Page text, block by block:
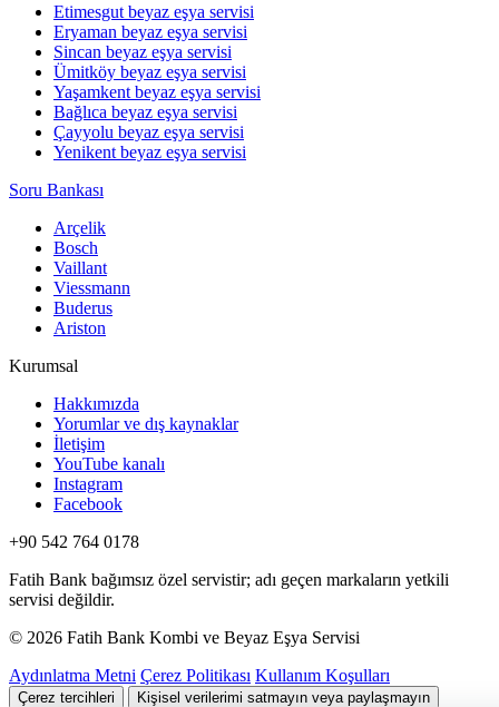
Etimesgut beyaz eşya servisi
Eryaman beyaz eşya servisi
Sincan beyaz eşya servisi
Ümitköy beyaz eşya servisi
Yaşamkent beyaz eşya servisi
Bağlıca beyaz eşya servisi
Çayyolu beyaz eşya servisi
Yenikent beyaz eşya servisi
Soru Bankası
Arçelik
Bosch
Vaillant
Viessmann
Buderus
Ariston
Kurumsal
Hakkımızda
Yorumlar ve dış kaynaklar
İletişim
YouTube kanalı
Instagram
Facebook
+90 542 764 0178
Fatih Bank bağımsız özel servistir; adı geçen markaların yetkili
servisi değildir.
© 2026 Fatih Bank Kombi ve Beyaz Eşya Servisi
Aydınlatma Metni Çerez Politikası Kullanım Koşulları
Çerez tercihleri Kişisel verilerimi satmayın veya paylaşmayın